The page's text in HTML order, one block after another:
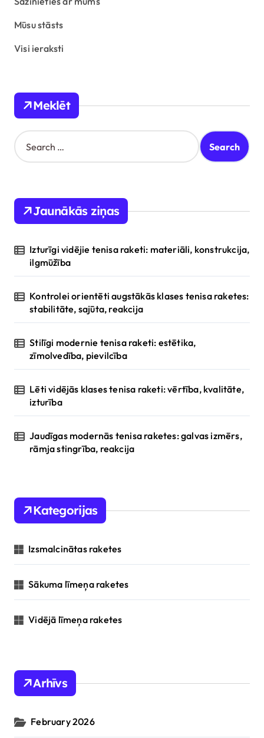
n
a
t
n
Mūsu stāsts
Visi ieraksti
Meklēt
S
e
h
o
:
Jaunākās ziņas
Izturīgi vidējie tenisa raketi: materiāli, konstrukcija,
ilgmūžība
Kontrolei orientēti augstākās klases tenisa raketes:
stabilitāte, sajūta, reakcija
Stilīgi modernie tenisa raketi: estētika,
zīmolvedība, pievilcība
Lēti vidējās klases tenisa raketi: vērtība, kvalitāte,
izturība
Jaudīgas modernās tenisa raketes: galvas izmērs,
rāmja stingrība, reakcija
Kategorijas
Izsmalcinātas raketes
Sākuma līmeņa raketes
Vidējā līmeņa raketes
Arhīvs
February 2026